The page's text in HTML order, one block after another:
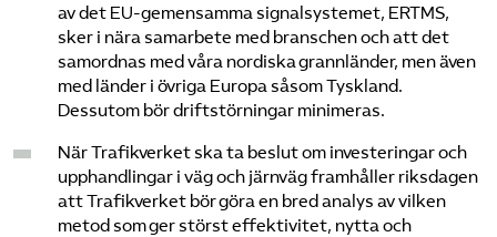
av det EU-gemensamma signalsystemet, ERTMS,
sker i nära samarbete med branschen och att det
samordnas med våra nordiska grannländer, men även
med länder i övriga Europa såsom Tyskland.
Dessutom bör driftstörningar minimeras.
När Trafikverket ska ta beslut om investeringar och
upphandlingar i väg och järnväg framhåller riksdagen
att Trafikverket bör göra en bred analys av vilken
metod som ger störst effektivitet, nytta och